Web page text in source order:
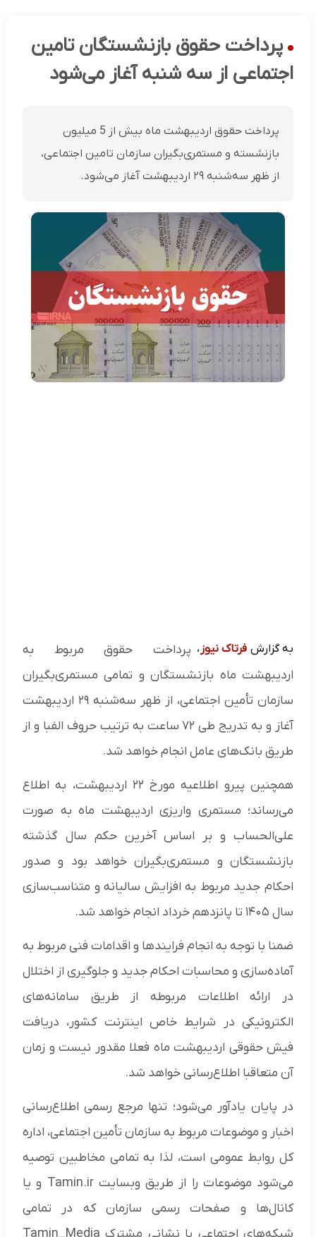
پرداخت حقوق بازنشستگان تامین
اجتماعی از سه شنبه آغاز می‌شود
پرداخت حقوق اردیبهشت ماه بیش از 5 میلیون
بازنشسته و مستمری‌بگیران سازمان تامین اجتماعی،
از ظهر سه‌شنبه ۲۹ اردیبهشت آغاز می‌شود.
به گزارش فرتاک نیوز ، پرداخت حقوق مربوط به
اردیبهشت ماه بازنشستگان و تمامی مستمری‌بگیران
سازمان تأمین اجتماعی، از ظهر سه‌شنبه ۲۹ اردیبهشت
آغاز و به تدریج طی ۷۲ ساعت به ترتیب حروف الفبا و از
طریق بانک‌های عامل انجام خواهد شد.
همچنین پیرو اطلاعیه مورخ ۲۲ اردیبهشت، به اطلاع
می‌رساند؛ مستمری واریزی اردیبهشت ماه به صورت
علی‌الحساب و بر اساس آخرین حکم سال گذشته
بازنشستگان و مستمری‌بگیران خواهد بود و صدور
احکام جدید مربوط به افزایش سالیانه و متناسب‌سازی
سال ۱۴۰۵ تا پانزدهم خرداد انجام خواهد شد.
ضمنا با توجه به انجام فرایندها و اقدامات فنی مربوط به
آماده‌سازی و محاسبات احکام جدید و جلوگیری از اختلال
در ارائه اطلاعات مربوطه از طریق سامانه‌های
الکترونیکی در شرایط خاص اینترنت کشور، دریافت
فیش حقوقی اردیبهشت ماه فعلا مقدور نیست و زمان
آن متعاقبا اطلاع‌رسانی خواهد شد.
در پایان یادآور می‌شود؛ تنها مرجع رسمی اطلاع‌رسانی
اخبار و موضوعات مربوط به سازمان تأمین اجتماعی، اداره
کل روابط عمومی است، لذا به تمامی مخاطبین توصیه
می‌شود موضوعات را از طریق وبسایت Tamin.ir و یا
کانال‌ها و صفحات رسمی سازمان که در تمامی